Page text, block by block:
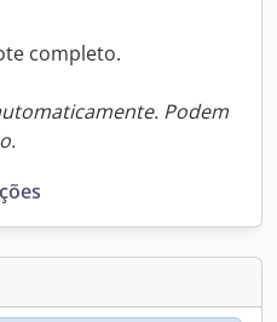
completo.
Podem